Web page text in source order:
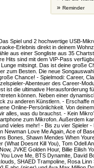
» Reminder
Spiel und 2 hochwertige USB-
Erlebnis direkt in deinem
aus einer Songliste aus 35
Hits sind mit dem VIP-Pass
mitsingt. Das ist deine große
zum Besten. Die neue
Chance! - Spielmodi: Career,
Abenteuer des Career-
ist die ultimative Herausforderung
können. Neben einer
zu anderen Künstlern. - Erschaffe
Online-Persönlichkeit. Von
alles, was du brauchst. - Kein
zum Mikrofon. Außerdem
vieles mehr! - Bis zu vier Spieler -
Newman Love Me Again, Ace of
Bones, Shawn Mendes When
Doesnt Kill You), Tom Odell
JVKE Golden Hour, Billie Eilish
Love Me, BTS Dynamite, David
SHAED Trampoline, Rosa Linn